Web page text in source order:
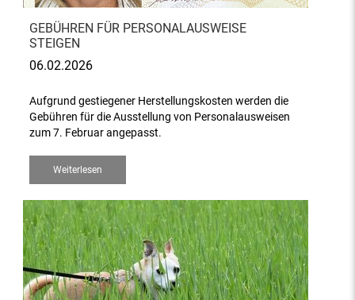
GEBÜHREN FÜR PERSONALAUSWEISE
STEIGEN
06.02.2026
Aufgrund gestiegener Herstellungskosten werden die
Gebühren für die Ausstellung von Personalausweisen
zum 7. Februar angepasst.
Weiterlesen